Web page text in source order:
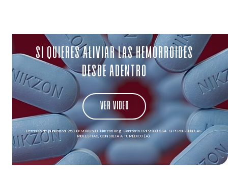
SI QUIERES ALIVIAR LAS HEMORROIDES
DESDE ADENTRO
VER VIDEO
Permiso de publicidad. 253300201B3583 Nikzon Reg. Sanitario 021P2003 SSA SI PERSISTEN LAS
MOLESTIAS, CONSULTA A TU MÉDICO (A).